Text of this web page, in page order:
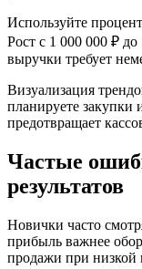
Используйте
Рост с 1 000 000 ₽
выручки требует
Визуализация
планируете
предотвращает
Частые
результатов
Новички часто
прибыль важнее
продажи при низкой